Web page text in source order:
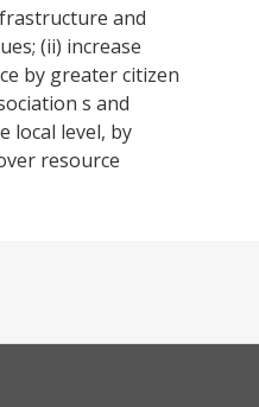
and
(ii) increase
by greater citizen
s and
local level, by
resource